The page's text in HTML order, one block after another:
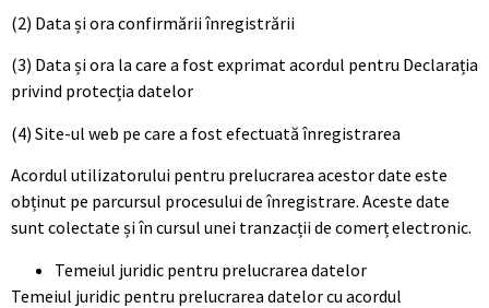
(2) Data și ora confirmării înregistrării
(3) Data și ora la care a fost exprimat acordul pentru Declarația
privind protecția datelor
(4) Site-ul web pe care a fost efectuată înregistrarea
Acordul utilizatorului pentru prelucrarea acestor date este
obținut pe parcursul procesului de înregistrare. Aceste date
sunt colectate și în cursul unei tranzacții de comerț electronic.
Temeiul juridic pentru prelucrarea datelor
Temeiul juridic pentru prelucrarea datelor cu acordul